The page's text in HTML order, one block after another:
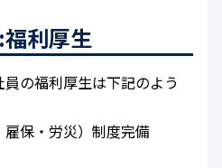
利厚生
の福利厚生は下記のよう
雇保・労災）制度完備